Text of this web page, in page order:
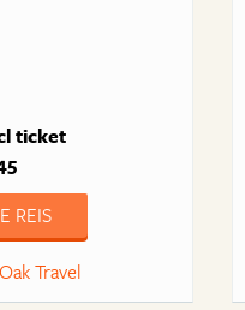
ticket
REIS
Travel